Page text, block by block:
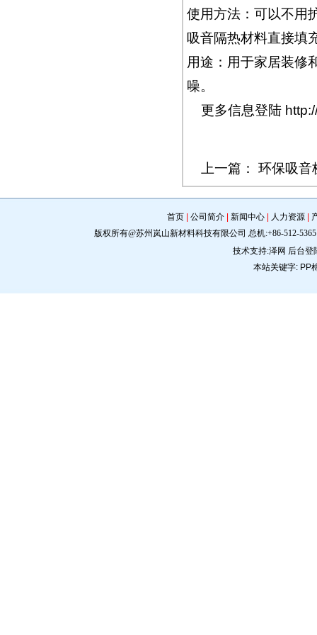
使用方法：可以不用
吸音隔热材料直接填
用途：用于家居装修
噪。
更多信息登陆
上一篇： 环保吸音
首页| 公司简介| 新闻中心| 人力资源|
版权所有@苏州岚山新材料科技有限公司 总机:+86-512-5365
技术支持:泽网 后台登
本站关键字: PP